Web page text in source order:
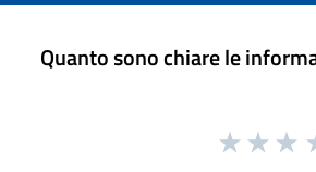
Quanto sono chiare le